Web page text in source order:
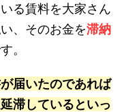
る賃料を大家さん
、そのお金を滞納
。
届いたのであれば
滞しているといっ